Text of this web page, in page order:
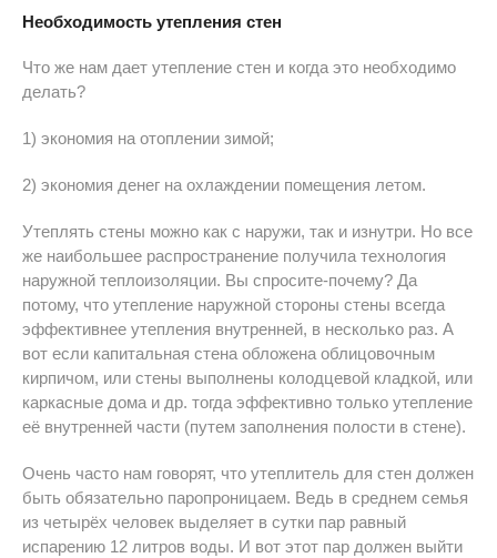
Необходимость утепления стен
Что же нам дает утепление стен и когда это необходимо
делать?
1) экономия на отоплении зимой;
2) экономия денег на охлаждении помещения летом.
Утеплять стены можно как с наружи, так и изнутри. Но все
же наибольшее распространение получила технология
наружной теплоизоляции. Вы спросите-почему? Да
потому, что утепление наружной стороны стены всегда
эффективнее утепления внутренней, в несколько раз. А
вот если капитальная стена обложена облицовочным
кирпичом, или стены выполнены колодцевой кладкой, или
каркасные дома и др. тогда эффективно только утепление
её внутренней части (путем заполнения полости в стене).
Очень часто нам говорят, что утеплитель для стен должен
быть обязательно паропроницаем. Ведь в среднем семья
из четырёх человек выделяет в сутки пар равный
испарению 12 литров воды. И вот этот пар должен выйти